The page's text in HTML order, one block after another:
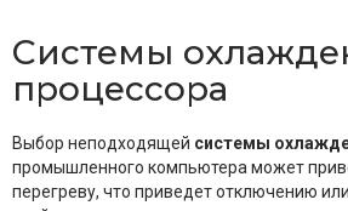
Системы
процессора
Выбор неподходящей системы
промышленного компьютера может
перегреву, что приведет отключению